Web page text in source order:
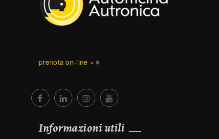
prenota on-line »
Informazioni utili